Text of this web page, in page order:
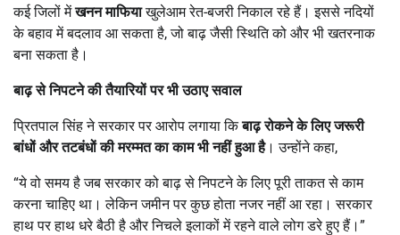
कई जिलों मेंखनन माफियाखुलेआम रेत-बजरी निकाल रहे हैं। इससे नदियों
के बहाव में बदलाव आ सकता है, जो बाढ़ जैसी स्थिति को और भी खतरनाक
बना सकता है।
बाढ़ से निपटने की तैयारियों पर भी उठाए सवाल
प्रितपाल सिंह ने सरकार पर आरोप लगाया किबाढ़ रोकने के लिए जरूरी
बांधों और तटबंधों की मरम्मत का काम भी नहीं हुआ है। उन्होंने कहा,
“ये वो समय है जब सरकार को बाढ़ से निपटने के लिए पूरी ताकत से काम
करना चाहिए था। लेकिन जमीन पर कुछ होता नजर नहीं आ रहा। सरकार
हाथ पर हाथ धरे बैठी है और निचले इलाकों में रहने वाले लोग डरे हुए हैं।”